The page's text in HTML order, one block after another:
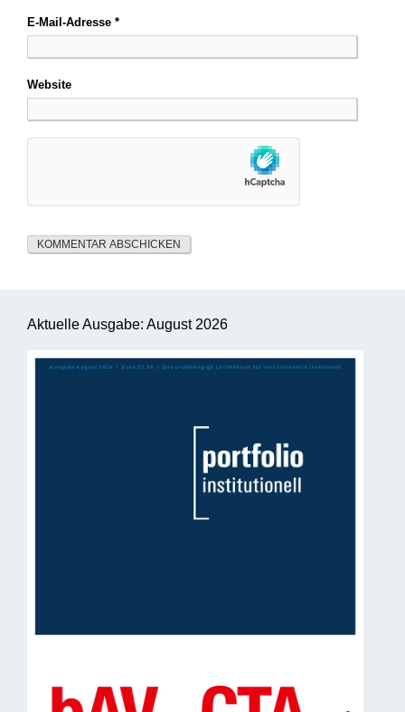
E-Mail-Adresse *
Website
Aktuelle Ausgabe: August 2026